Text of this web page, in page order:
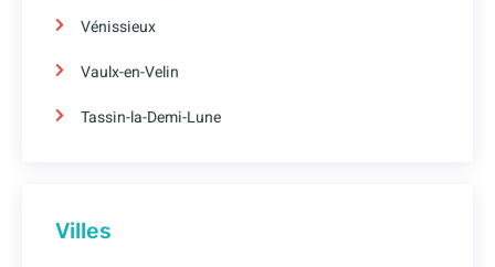
Vénissieux
Vaulx-en-Velin
Tassin-la-Demi-Lune
Villes